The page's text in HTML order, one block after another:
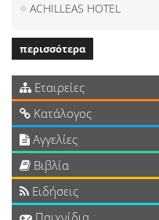
ACHILLEAS HOTEL
περισσότερα
Εταιρείες
Κατάλογος
Αγγελίες
Βιβλία
Ειδήσεις